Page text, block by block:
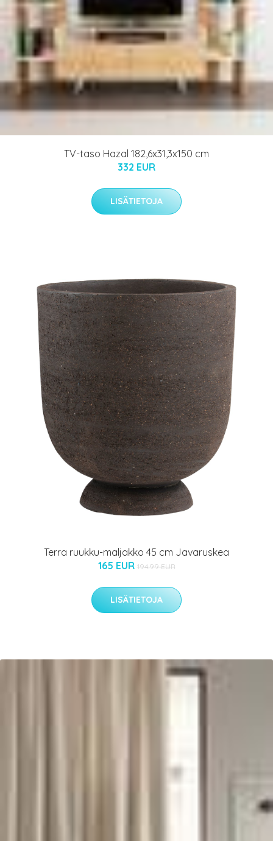
TV-taso Hazal 182,6x31,3x150 cm
332 EUR
LISÄTIETOJA
Terra ruukku-maljakko 45 cm Javaruskea
165 EUR 194.99 EUR
LISÄTIETOJA